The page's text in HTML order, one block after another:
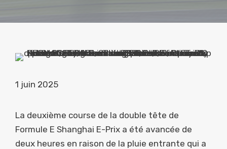
1 juin 2025
La deuxième course de la double tête de
Formule E Shanghai E-Prix a été avancée de
deux heures en raison de la pluie entrante qui a